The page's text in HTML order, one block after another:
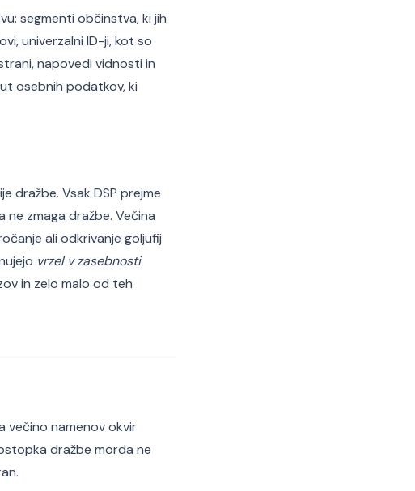
segmenti občinstva, ki jih
univerzalni ID-ji, kot so
napovedi vidnosti in
osebnih podatkov, ki
dražbe. Vsak DSP prejme
zmaga dražbe. Večina
ali odkrivanje goljufij
vrzel v zasebnosti
in zelo malo od teh
večino namenov okvir
dražbe morda ne